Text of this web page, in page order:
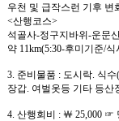
우천 및 급작스런 기후 변
<산행코스>
석골사-정구지바위-운문
약 11km(5:30-후미기준/
3. 준비물품 : 도시락. 식
장갑. 여벌옷등 기타 등산
4. 산행회비 : ￦ 25,000 ☞